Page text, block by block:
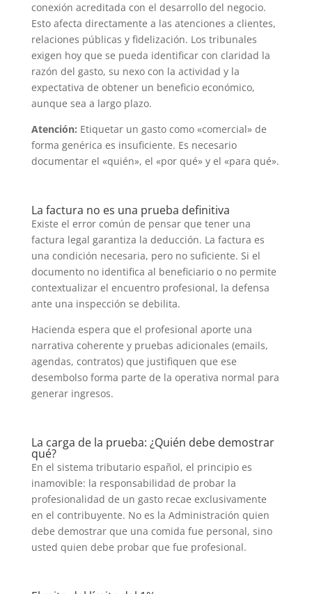
conexión acreditada con el desarrollo del negocio.
Esto afecta directamente a las atenciones a clientes,
relaciones públicas y fidelización. Los tribunales
exigen hoy que se pueda identificar con claridad la
razón del gasto, su nexo con la actividad y la
expectativa de obtener un beneficio económico,
aunque sea a largo plazo.
Atención: Etiquetar un gasto como «comercial» de
forma genérica es insuficiente. Es necesario
documentar el «quién», el «por qué» y el «para qué».
La factura no es una prueba definitiva
Existe el error común de pensar que tener una
factura legal garantiza la deducción. La factura es
una condición necesaria, pero no suficiente. Si el
documento no identifica al beneficiario o no permite
contextualizar el encuentro profesional, la defensa
ante una inspección se debilita.
Hacienda espera que el profesional aporte una
narrativa coherente y pruebas adicionales (emails,
agendas, contratos) que justifiquen que ese
desembolso forma parte de la operativa normal para
generar ingresos.
La carga de la prueba: ¿Quién debe demostrar
qué?
En el sistema tributario español, el principio es
inamovible: la responsabilidad de probar la
profesionalidad de un gasto recae exclusivamente
en el contribuyente. No es la Administración quien
debe demostrar que una comida fue personal, sino
usted quien debe probar que fue profesional.